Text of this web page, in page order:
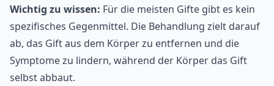
Wichtig zu wissen: Für die meisten Gifte gibt es kein
spezifisches Gegenmittel. Die Behandlung zielt darauf
ab, das Gift aus dem Körper zu entfernen und die
Symptome zu lindern, während der Körper das Gift
selbst abbaut.